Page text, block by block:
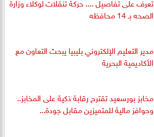
الصحه بـ 14 محافظه
مدير التعليم الإلكتروني بليبيا يبحث التعاون مع
الأكاديمية البحرية
مخابز بورسعيد تقترح رقابة ذكية على المخابز..
وحوافز مالية للمتميزين مقابل جودة...